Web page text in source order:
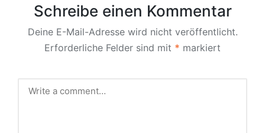
Schreibe einen Kommentar
Deine E-Mail-Adresse wird nicht veröffentlicht.
Erforderliche Felder sind mit * markiert